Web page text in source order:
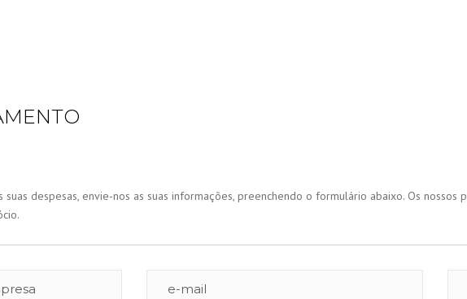
suas despesas, envie-nos as suas informações, preenchendo o formulário abaixo. Os